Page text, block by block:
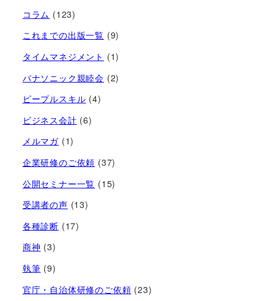
コラム (123)
これまでの出版一覧 (9)
タイムマネジメント (1)
パナソニック親睦会 (2)
ピープルスキル (4)
ビジネス会計 (6)
メルマガ (1)
企業研修のご依頼 (37)
公開セミナー一覧 (15)
受講者の声 (13)
各種診断 (17)
商神 (3)
執筆 (9)
官庁・自治体研修のご依頼 (23)